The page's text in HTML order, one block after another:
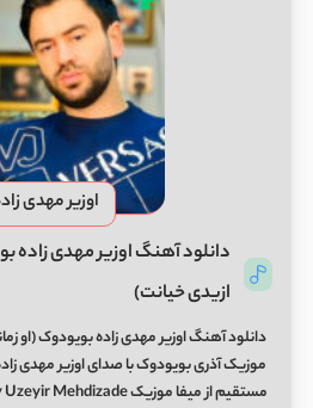
اوزیر مهدی
دانلود آهنگ اوزیر مهدی زاده
ازیدی خیانت)
دانلود آهنگ اوزیر مهدی زاده بویودوک (او
موزیک آذری بویودوک با صدای اوزیر مهدی
مستقیم از میفا موزیک Boyuduk Böyüdük Song By Uzeyir Mehdizade